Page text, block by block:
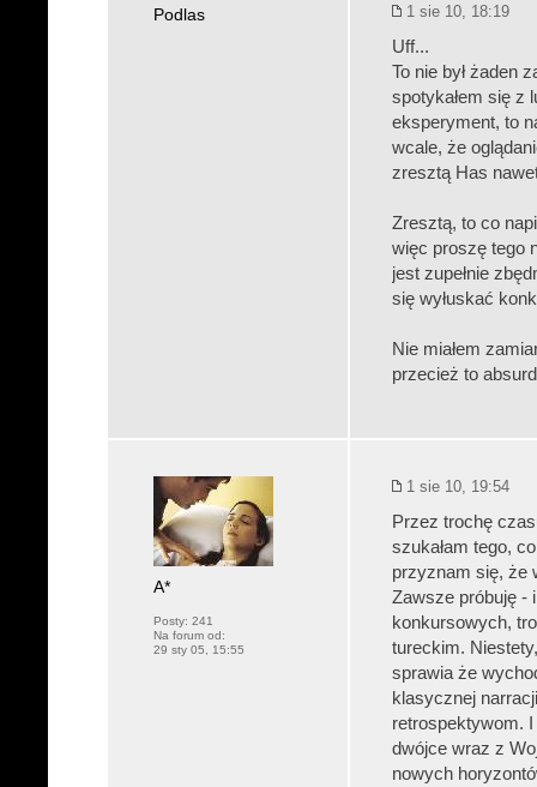
Podlas 1 sie 10, 18:19
Uff...
To nie był żaden
spotykałem się z
eksperyment, to
wcale, że
zresztą Has
Zresztą, to co
więc proszę tego
jest zupełnie
się wyłuskać
Nie miałem
przecież to
A*
Posty: 241
Na forum od:
29 sty 05, 15:55
1 sie 10, 19:54
Przez trochę
szukałam tego,
przyznam się, że
Zawsze próbuję -
konkursowych,
tureckim.
sprawia że
klasycznej
retrospektywom. I
dwójce wraz z
nowych